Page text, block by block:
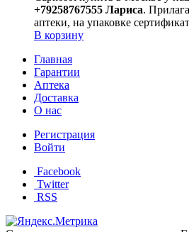
+79258767555 Лариса.
аптеки, на упаковке
В корзину
Главная
Гарантии
Аптека
Доставка
О нас
Регистрация
Войти
Facebook
Twitter
RSS